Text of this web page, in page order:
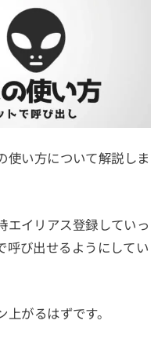
い方について解説しま
エイリアス登録していっ
呼び出せるようにしてい
がるはずです。